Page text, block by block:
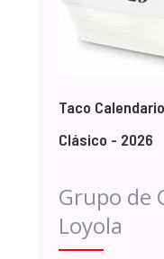
Taco
Clásico - 2026
Grupo de
Loyola